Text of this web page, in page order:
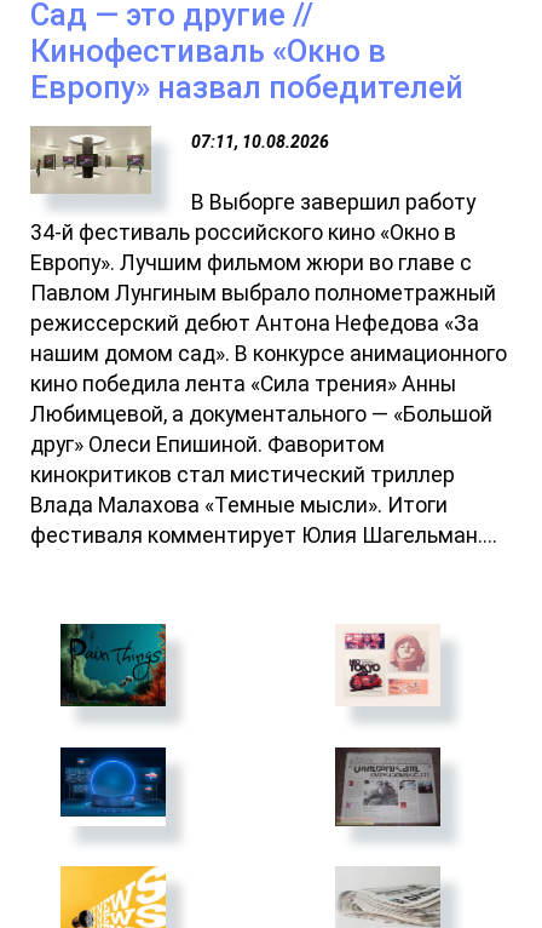
Сад — это другие //
Кинофестиваль «Окно в
Европу» назвал победителей
07:11, 10.08.2026
В Выборге завершил работу
34-й фестиваль российского кино «Окно в
Европу». Лучшим фильмом жюри во главе с
Павлом Лунгиным выбрало полнометражный
режиссерский дебют Антона Нефедова «За
нашим домом сад». В конкурсе анимационного
кино победила лента «Сила трения» Анны
Любимцевой, а документального — «Большой
друг» Олеси Епишиной. Фаворитом
кинокритиков стал мистический триллер
Влада Малахова «Темные мысли». Итоги
фестиваля комментирует Юлия Шагельман....